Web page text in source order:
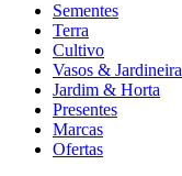
Sementes
Terra
Cultivo
Vasos &
Jardim & Horta
Presentes
Marcas
Ofertas